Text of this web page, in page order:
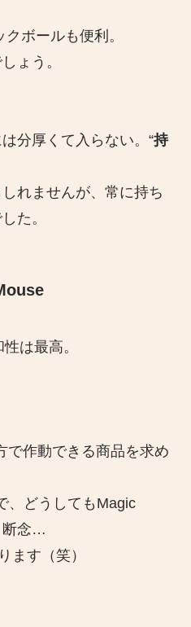
ボールも便利。
ょう。
分厚くて入らない。“持
れませんが、常に持ち
た。
は最高。
で作動できる商品を求め
、どうしてもMagic
断念…
ます（笑）